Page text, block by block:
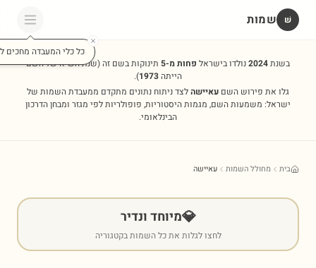
שׁ שמות
כל כלי המעבדה מחכים
בשנת2024נולדו בישראל פחות מ-5 תינוקות בשם זה(שנת השיא של השם
הייתה1973
).
גלו את פירוש השם עאיישהלצד ניתוח נתונים מתקדם ממעבדת השמות של
ישראל: משמעות השם, מגמות היסטוריות, פופולריות לפי מגזר ומבחן הדרכון
הבינלאומי.
בית מחולל השמות עאיישה
💎מיוחד ונדיר
לחצו לגלות את כל השמות בקטגוריה